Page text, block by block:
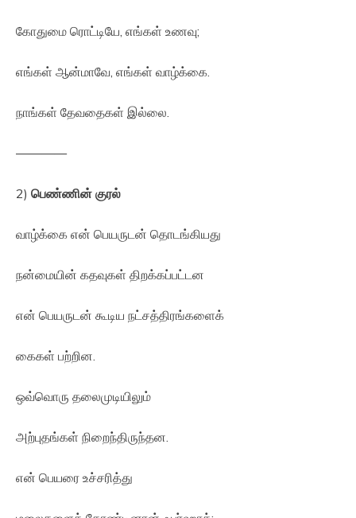
கோதுமை ரொட்டியே, எங்கள் உணவு;
எங்கள் ஆன்மாவே, எங்கள் வாழ்க்கை.
நாங்கள் தேவதைகள் இல்லை.
————
2) பெண்ணின் குரல்
வாழ்க்கை என் பெயருடன் தொடங்கியது
நன்மையின் கதவுகள் திறக்கப்பட்டன
என் பெயருடன் கூடிய நட்சத்திரங்களைக்
கைகள் பற்றின.
ஒவ்வொரு தலைமுடியிலும்
அற்புதங்கள் நிறைந்திருந்தன.
என் பெயரை உச்சரித்து